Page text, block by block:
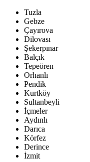
Tuzla
Gebze
Çayırova
Dilovası
Şekerpınar
Balçık
Tepeören
Orhanlı
Pendik
Kurtköy
Sultanbeyli
İçmeler
Aydınlı
Darıca
Körfez
Derince
İzmit